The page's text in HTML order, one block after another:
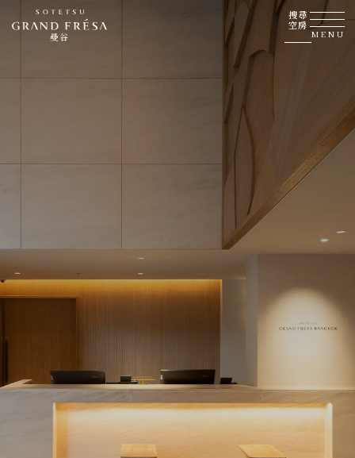
曼谷
搜尋
空房
MENU